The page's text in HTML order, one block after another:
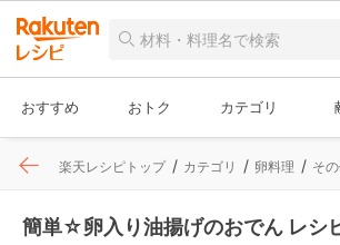
おすすめ おトク カテゴリ
楽天レシピトップ カテゴリ 卵料理 そ
簡単☆卵入り油揚げのおでん レシ